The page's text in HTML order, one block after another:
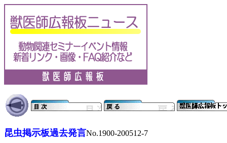
昆虫掲示板過去発言No.1900-200512-7